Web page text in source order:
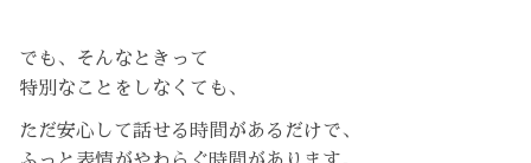
でも、そんなときって
特別なことをしなくても、
ただ安心して話せる時間があるだけで、